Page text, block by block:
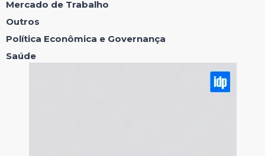
Mercado de Trabalho
Outros
Política Econômica e Governança
Saúde